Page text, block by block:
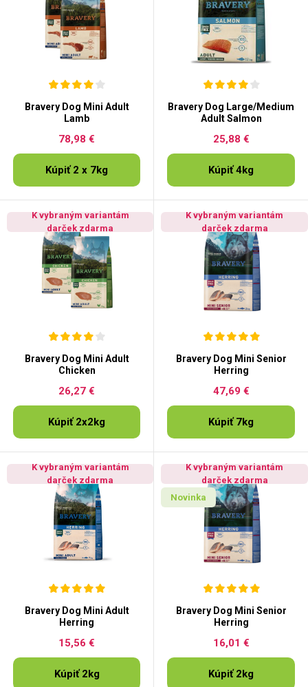
Bravery Dog Mini Adult
Lamb
78,98 €
Kúpiť 2 x 7kg
Bravery Dog Large/Medium
Adult Salmon
25,88 €
Kúpiť 4kg
K vybraným variantám
darček zdarma
Bravery Dog Mini Adult
Chicken
26,27 €
Kúpiť 2x2kg
K vybraným variantám
darček zdarma
Bravery Dog Mini Senior
Herring
47,69 €
Kúpiť 7kg
K vybraným variantám
darček zdarma
Bravery Dog Mini Adult
Herring
15,56 €
Kúpiť 2kg
K vybraným variantám
darček zdarma
Novinka
Bravery Dog Mini Senior
Herring
16,01 €
Kúpiť 2kg